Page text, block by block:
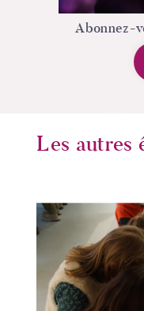
Abonnez-
Les autres